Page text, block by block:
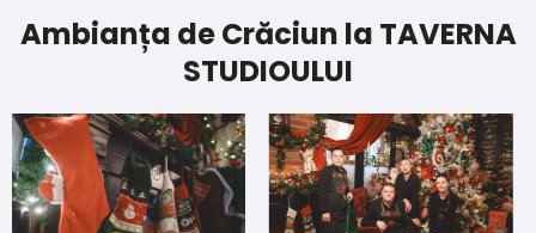
Ambianța de Crăciun la TAVERNA
STUDIOULUI